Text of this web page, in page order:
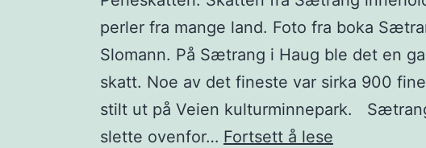
perler fra mange land. Foto fra boka
Slomann. På Sætrang i Haug ble det en
skatt. Noe av det fineste var sirka 900
stilt ut på Veien kulturminnepark.
slette ovenfor… Fortsett å lese